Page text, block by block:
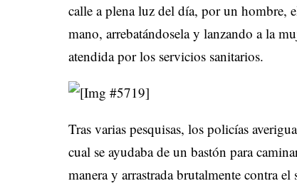
calle a plena luz del día, por un hombre,
mano, arrebatándosela y lanzando a la
atendida por los servicios sanitarios.
Tras varias pesquisas, los policías
cual se ayudaba de un bastón para
manera y arrastrada brutalmente contra